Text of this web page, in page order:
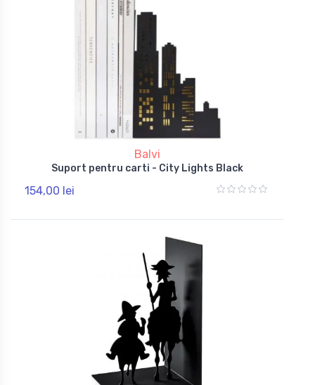
Balvi
Suport pentru carti - City Lights Black
154,00 lei